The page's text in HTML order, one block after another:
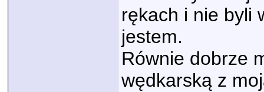
rękach i nie byli
jestem.
Równie dobrze
wędkarską z